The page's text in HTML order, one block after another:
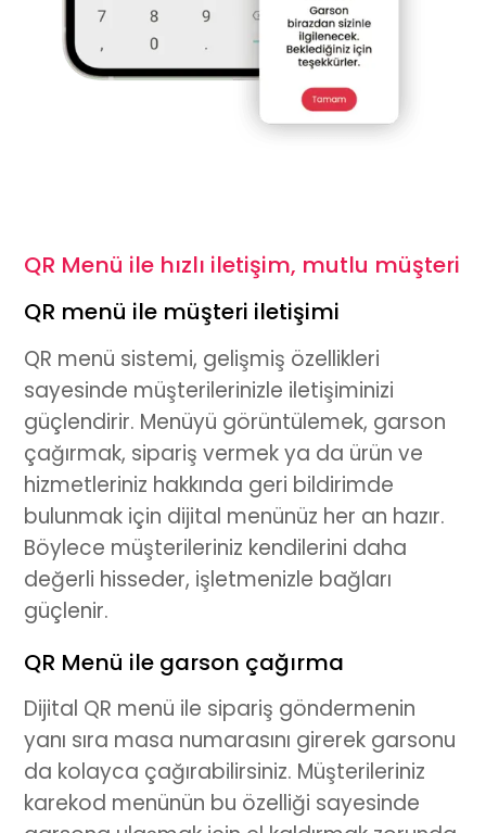
QR Menü ile hızlı iletişim, mutlu müşteri
QR menü ile müşteri iletişimi
QR menü sistemi, gelişmiş özellikleri
sayesinde müşterilerinizle iletişiminizi
güçlendirir. Menüyü görüntülemek, garson
çağırmak, sipariş vermek ya da ürün ve
hizmetleriniz hakkında geri bildirimde
bulunmak için dijital menünüz her an hazır.
Böylece müşterileriniz kendilerini daha
değerli hisseder, işletmenizle bağları
güçlenir.
QR Menü ile garson çağırma
Dijital QR menü ile sipariş göndermenin
yanı sıra masa numarasını girerek garsonu
da kolayca çağırabilirsiniz. Müşterileriniz
karekod menünün bu özelliği sayesinde